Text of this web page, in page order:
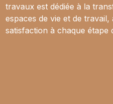
travaux est dédiée à la
espaces de vie et de
satisfaction à chaque étape